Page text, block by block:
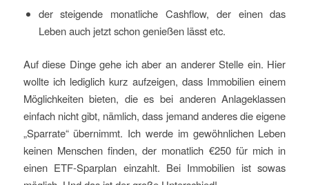
der steigende monatliche Cashflow, der einen das
Leben auch jetzt schon genießen lässt etc.
Auf diese Dinge gehe ich aber an anderer Stelle ein. Hier
wollte ich lediglich kurz aufzeigen, dass Immobilien einem
Möglichkeiten bieten, die es bei anderen Anlageklassen
einfach nicht gibt, nämlich, dass jemand anderes die eigene
„Sparrate“ übernimmt. Ich werde im gewöhnlichen Leben
keinen Menschen finden, der monatlich €250 für mich in
einen ETF-Sparplan einzahlt. Bei Immobilien ist sowas